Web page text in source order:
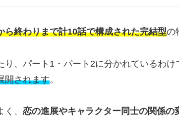
ら終わりまで計10話で構成された完結型の
り、パート1・パート2に分かれているわけ
開されます。
、 恋の進展やキャラクター同士の関係の